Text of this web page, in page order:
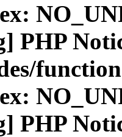
PHP
PHP